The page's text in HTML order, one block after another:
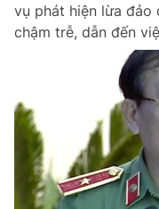
vụ phát hiện lừa đảo
chậm trễ, dẫn đến